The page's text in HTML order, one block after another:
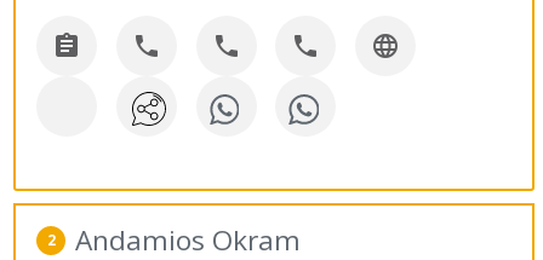
    
2 Andamios Okram